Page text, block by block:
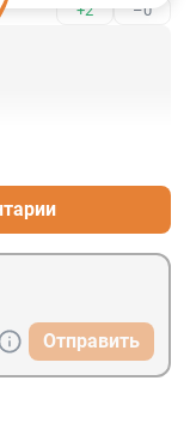
+2 –0
Отправить